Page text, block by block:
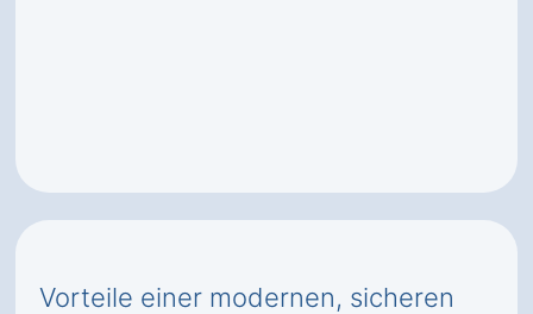
Vorteile einer modernen, sicheren